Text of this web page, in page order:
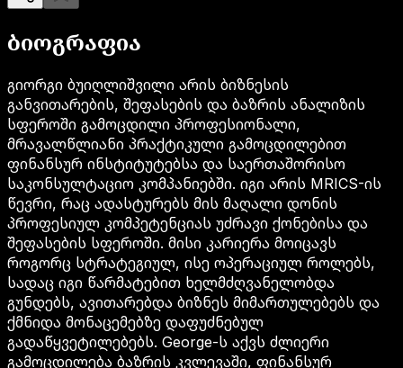
ბიოგრაფია
გიორგი ბუიღლიშვილი არის ბიზნესის
განვითარების, შეფასების და ბაზრის ანალიზის
სფეროში გამოცდილი პროფესიონალი,
მრავალწლიანი პრაქტიკული გამოცდილებით
ფინანსურ ინსტიტუტებსა და საერთაშორისო
საკონსულტაციო კომპანიებში. იგი არის MRICS-ის
წევრი, რაც ადასტურებს მის მაღალი დონის
პროფესიულ კომპეტენციას უძრავი ქონებისა და
შეფასების სფეროში. მისი კარიერა მოიცავს
როგორც სტრატეგიულ, ისე ოპერაციულ როლებს,
სადაც იგი წარმატებით ხელმძღვანელობდა
გუნდებს, ავითარებდა ბიზნეს მიმართულებებს და
ქმნიდა მონაცემებზე დაფუძნებულ
გადაწყვეტილებებს. George-ს აქვს ძლიერი
გამოცდილება ბაზრის კვლევაში, ფინანსურ